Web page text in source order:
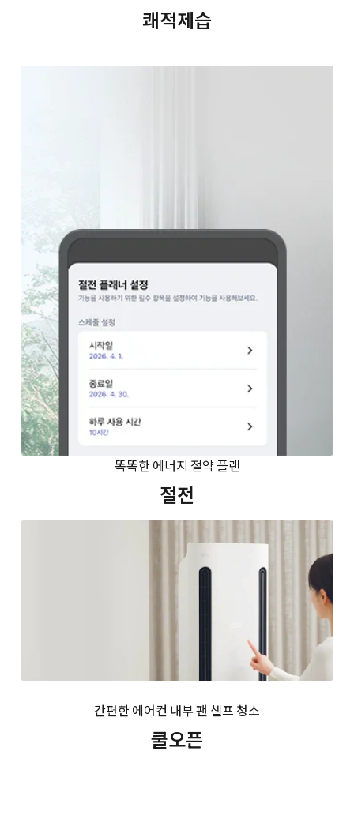
쾌적제습
똑똑한 에너지 절약 플랜
절전
간편한 에어컨 내부 팬 셀프 청소
쿨오픈